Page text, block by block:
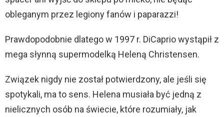
obleganym przez legiony fanów i paparazzi!
Prawdopodobnie dlatego w 1997 r. DiCaprio wystąpił z
mega słynną supermodelką Heleną Christensen.
Związek nigdy nie został potwierdzony, ale jeśli się
spotykali, ma to sens. Helena musiała być jedną z
nielicznych osób na świecie, które rozumiały, jak